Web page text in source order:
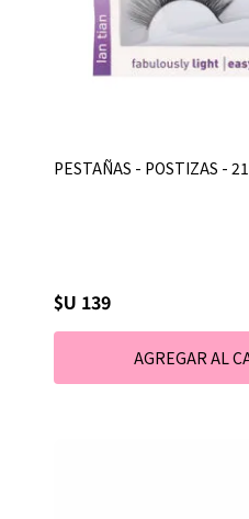
PESTAÑAS - POSTIZAS -
$U 139